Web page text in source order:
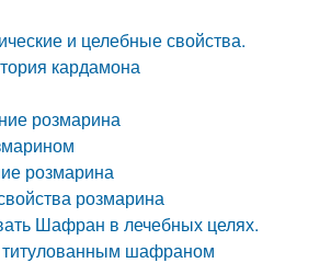
и целебные свойства.
кардамона
розмарина
розмарина
розмарина
Шафран в лечебных целях.
титулованным шафраном